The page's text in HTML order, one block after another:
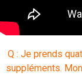
Q : Je prends
suppléments.